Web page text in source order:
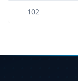
102